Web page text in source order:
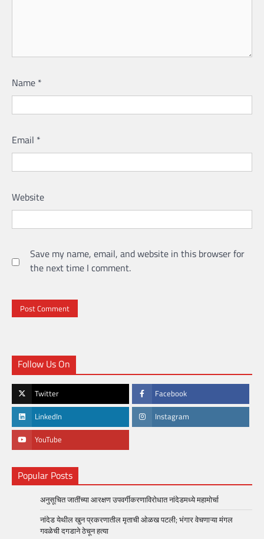
Name *
Email *
Website
Save my name, email, and website in this browser for
the next time I comment.
Follow Us On
Twitter Facebook
LinkedIn Instagram
YouTube
Popular Posts
अनुसूचित जातींच्या आरक्षण उपवर्गीकरणाविरोधात नांदेडमध्ये महामोर्चा
नांदेड येथील खुन प्रकरणातील मृताची ओळख पटली; भंगार वेचणाऱ्या मंगल
गवळेची दगडाने ठेचून हत्या